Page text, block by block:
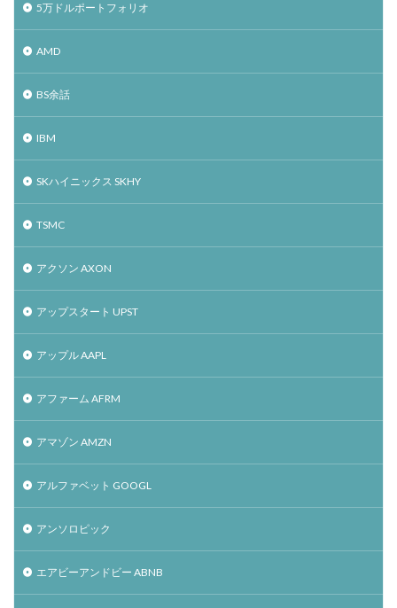
5万ドルポートフォリオ
AMD
BS余話
IBM
SKハイニックス SKHY
TSMC
アクソン AXON
アップスタート UPST
アップル AAPL
アファーム AFRM
アマゾン AMZN
アルファベット GOOGL
アンソロピック
エアビーアンドビー ABNB